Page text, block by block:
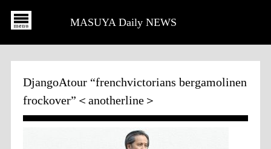
MASUYA Daily NEWS
DjangoAtour “frenchvictorians bergamolinen
frockover”＜anotherline＞